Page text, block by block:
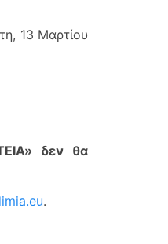
13 Μαρτίου
δεν θα
.